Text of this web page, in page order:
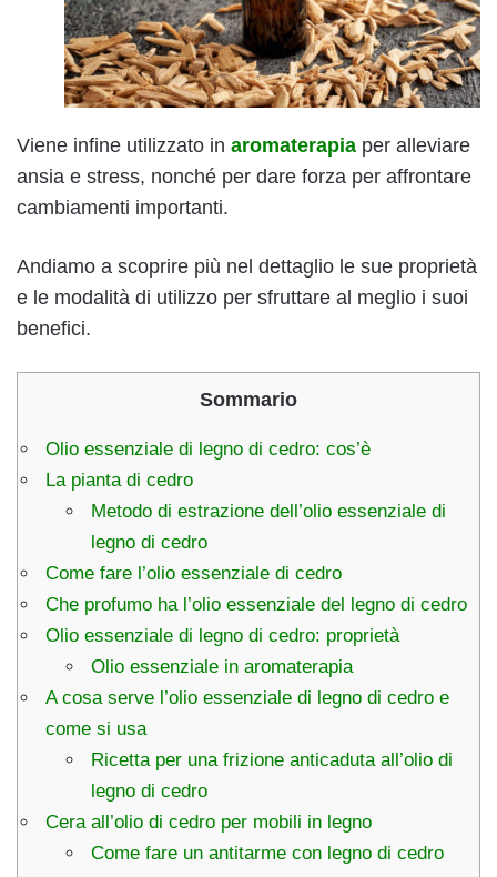
Viene infine utilizzato in aromaterapia per alleviare
ansia e stress, nonché per dare forza per affrontare
cambiamenti importanti.
Andiamo a scoprire più nel dettaglio le sue proprietà
e le modalità di utilizzo per sfruttare al meglio i suoi
benefici.
Sommario
Olio essenziale di legno di cedro: cos’è
La pianta di cedro
Metodo di estrazione dell’olio essenziale di
legno di cedro
Come fare l’olio essenziale di cedro
Che profumo ha l’olio essenziale del legno di cedro
Olio essenziale di legno di cedro: proprietà
Olio essenziale in aromaterapia
A cosa serve l’olio essenziale di legno di cedro e
come si usa
Ricetta per una frizione anticaduta all’olio di
legno di cedro
Cera all’olio di cedro per mobili in legno
Come fare un antitarme con legno di cedro